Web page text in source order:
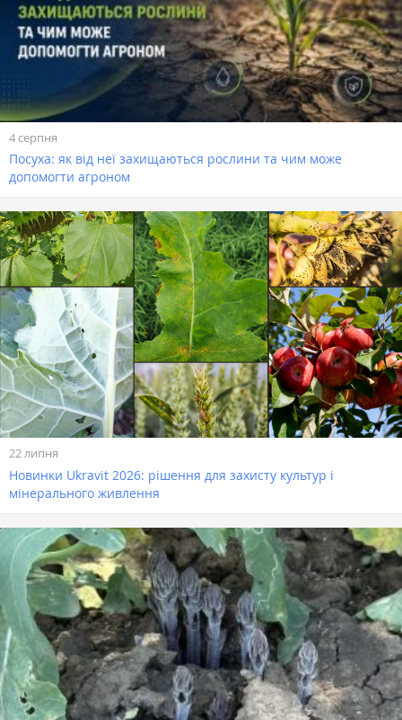
4 серпня
Посуха: як від неї захищаються рослини та чим може
допомогти агроном
22 липня
Новинки Ukravit 2026: рішення для захисту культур і
мінерального живлення